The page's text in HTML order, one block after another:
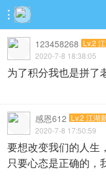

123458268 Lv.2
2020-7-8 18:38:05
为了积分我也是拼了
感恩612 Lv.2 江湖
2020-7-8 17:50:59
要想改变我们的人生
只要心态是正确的，